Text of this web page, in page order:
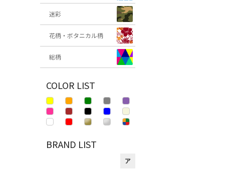
迷彩
花柄・ボタニカル柄
総柄
COLOR LIST
BRAND LIST
ア